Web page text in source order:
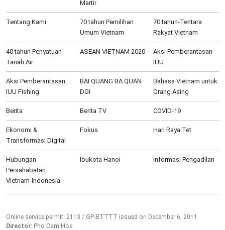
Martir
Tentang Kami
70 tahun Pemilihan
Umum Vietnam
70 tahun-Tentara
Rakyat Vietnam
40 tahun Penyatuan
Tanah Air
ASEAN VIETNAM 2020
Aksi Pemberantasan
IUU
Aksi Pemberantasan
IUU Fishing
BAI QUANG BA QUAN
DOI
Bahasa Vietnam untuk
Orang Asing
Berita Berita TV COVID-19
Ekonomi &
Transformasi Digital
Fokus Hari Raya Tet
Hubungan
Persahabatan
Vietnam-Indonesia
Ibukota Hanoi Informasi Pengadilan
Online service permit: 2113 / GP-BTTTT issued on December 6, 2011
Director: Pho Cam Hoa